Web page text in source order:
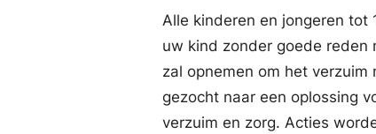
Alle kinderen en jongeren
uw kind zonder goede reden
zal opnemen om het
gezocht naar een oplossing
verzuim en zorg. Acties